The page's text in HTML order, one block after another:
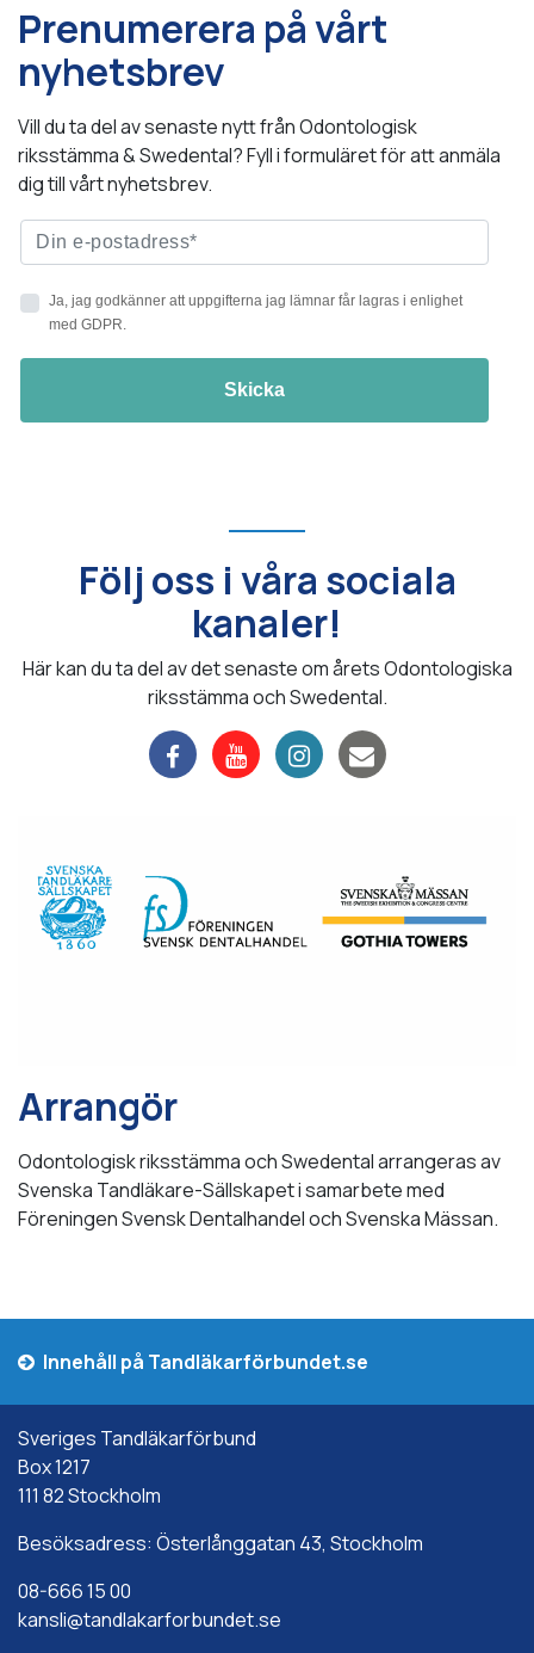
Prenumerera på vårt
nyhetsbrev
Vill du ta del av senaste nytt från Odontologisk
riksstämma & Swedental? Fyll i formuläret för att anmäla
dig till vårt nyhetsbrev.
Följ oss i våra sociala
kanaler!
Här kan du ta del av det senaste om årets Odontologiska
riksstämma och Swedental.
Arrangör
Odontologisk riksstämma och Swedental arrangeras av
Svenska Tandläkare-Sällskapet i samarbete med
Föreningen Svensk Dentalhandel och Svenska Mässan.
Innehåll på Tandläkarförbundet.se
Sveriges Tandläkarförbund
Box 1217
111 82 Stockholm
Besöksadress: Österlånggatan 43, Stockholm
08-666 15 00
kansli@tandlakarforbundet.se